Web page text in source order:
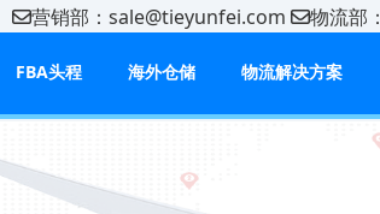
营销部：sale@tieyunfei.com 物流
FBA头程 海外仓储 物流解决方案